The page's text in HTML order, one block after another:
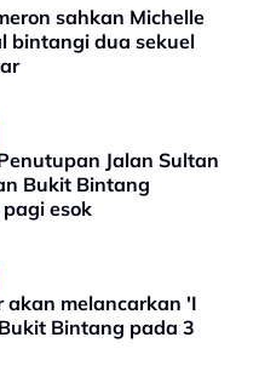
sahkan Michelle
bintangi dua sekuel
Jalan Sultan
Bukit Bintang
esok
akan melancarkan 'I
Bintang pada 3